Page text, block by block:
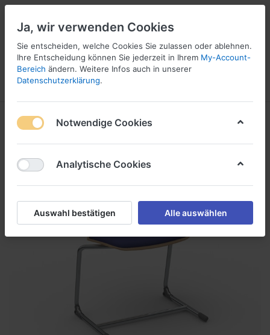
☎ 037296 69240
Menü Anmelden
Ja, wir verwenden Cookies
Sie entscheiden, welche Cookies Sie zulassen oder ablehnen.
Ihre Entscheidung können Sie jederzeit in Ihrem My-Account-
Bereich ändern. Weitere Infos auch in unserer
Datenschutzerklärung.
Notwendige Cookies
Analytische Cookies
Auswahl bestätigen Alle auswählen